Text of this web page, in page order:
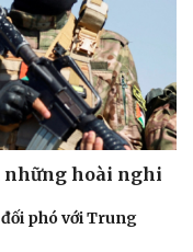
những hoài nghi
phó với Trung